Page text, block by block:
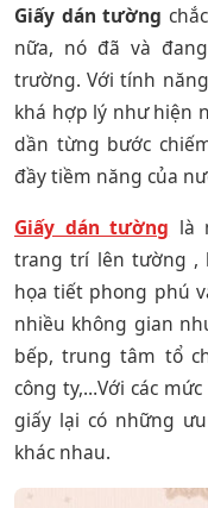
Giấy dán tường
nữa, nó đã và
trường. Với tính
khá hợp lý như hiện
dần từng bước
đầy tiềm năng của
Giấy dán tường là
trang trí lên tường ,
họa tiết phong phú
nhiều không gian
bếp, trung tâm tổ
công ty,…Với các
giấy lại có những
khác nhau.